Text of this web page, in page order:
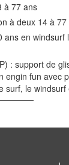
à 77 ans
à deux 14 à 77
ans en windsurf
: support de
engin fun avec
surf, le windsurf